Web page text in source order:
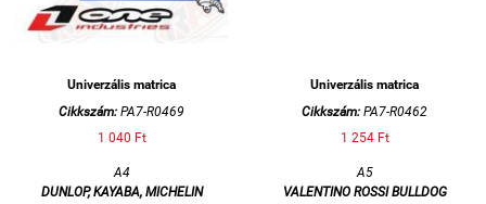
Univerzális matrica
Cikkszám: PA7-R0469
1 040 Ft
A4
DUNLOP, KAYABA, MICHELIN
Univerzális matrica
Cikkszám: PA7-R0462
1 254 Ft
A5
VALENTINO ROSSI BULLDOG